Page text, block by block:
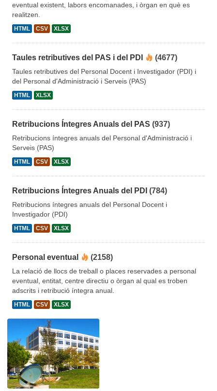
eventual existent, labors encomanades, i òrgan en què es
realitzen.
HTML CSV XLSX
Taules retributives del PAS i del PDI (4677)
Taules retributives del Personal Docent i Investigador (PDI) i
del Personal d'Administració i Serveis (PAS)
HTML XLSX
Retribucions Íntegres Anuals del PAS (937)
Retribucions íntegres anuals del Personal d'Administració i
Serveis (PAS)
HTML CSV XLSX
Retribucions Íntegres Anuals del PDI (784)
Retribucions íntegres anuals del Personal Docent i
Investigador (PDI)
HTML CSV XLSX
Personal eventual (2158)
La relació de llocs de treball o places reservades a personal
eventual, entitat, centre directiu o òrgan al qual es troben
adscrits i retribució íntegra anual.
HTML CSV XLSX